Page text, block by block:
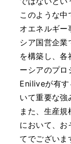
このような
オエネルギ
シア国営企
を構築し、
ーシアのプロ
Eniliveが有す
いて重要な強
また、生産
において、
てでございま